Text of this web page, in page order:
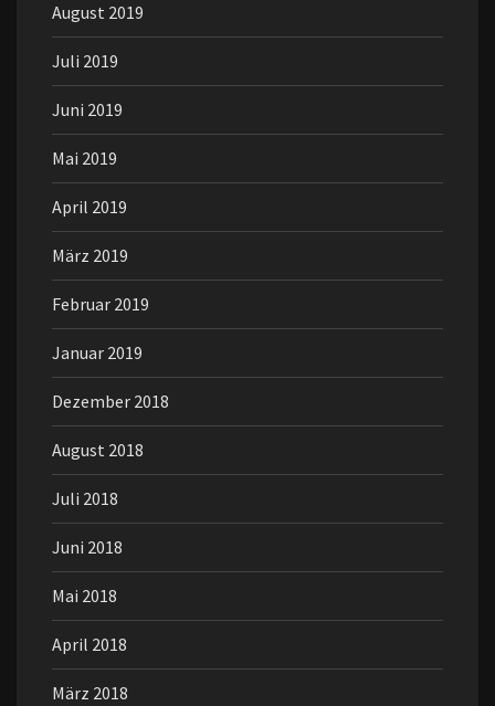
August 2019
Juli 2019
Juni 2019
Mai 2019
April 2019
März 2019
Februar 2019
Januar 2019
Dezember 2018
August 2018
Juli 2018
Juni 2018
Mai 2018
April 2018
März 2018